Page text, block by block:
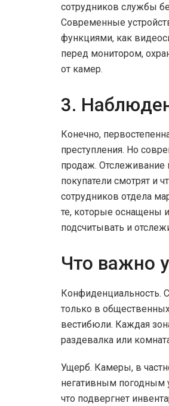
сотрудников службы
Современные
функциями, как
перед монитором,
от камер.
3.
Конечно,
преступления. Но
продаж. Отслеживание
покупатели смотрят и
сотрудников отдела
те, которые оснащены
подсчитывать и
Что важно
Конфиденциальность.
только в
вестибюли. Каждая
раздевалка или
Ущерб. Камеры, в
негативным погодным
что подвергнет